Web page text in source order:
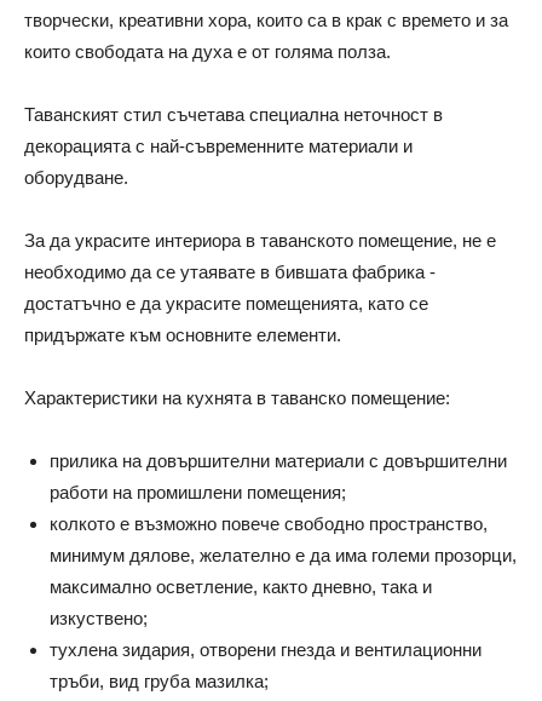
творчески, креативни хора, които са в крак с времето и за
които свободата на духа е от голяма полза.
Таванският стил съчетава специална неточност в
декорацията с най-съвременните материали и
оборудване.
За да украсите интериора в таванското помещение, не е
необходимо да се утаявате в бившата фабрика -
достатъчно е да украсите помещенията, като се
придържате към основните елементи.
Характеристики на кухнята в таванско помещение:
прилика на довършителни материали с довършителни
работи на промишлени помещения;
колкото е възможно повече свободно пространство,
минимум дялове, желателно е да има големи прозорци,
максимално осветление, както дневно, така и
изкуствено;
тухлена зидария, отворени гнезда и вентилационни
тръби, вид груба мазилка;